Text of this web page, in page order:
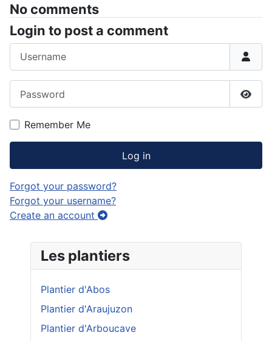
No comments
Login to post a comment
Remember Me
Log in
Forgot your password?
Forgot your username?
Create an account
Les plantiers
Plantier d'Abos
Plantier d'Araujuzon
Plantier d'Arboucave